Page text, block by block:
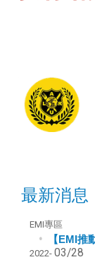
最新消息
EMI專區
【EMI推
2022- 03/28